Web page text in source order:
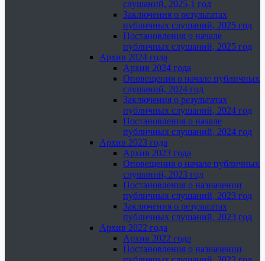
слушаний, 2025-1 год
Заключения о результатах
публичных слушаний, 2025 год
Постановления о начале
публичных слушаний, 2025 год
Архив 2024 года
Архив 2024 года
Оповещения о начале публичных
слушаний, 2024 год
Заключения о результатах
публичных слушаний, 2024 год
Постановления о начале
публичных слушаний, 2024 год
Архив 2023 года
Архив 2023 года
Оповещения о начале публичных
слушаний, 2023 год
Постановления о назначении
публичных слушаний, 2023 год
Заключения о результатах
публичных слушаний, 2023 год
Архив 2022 года
Архив 2022 года
Постановления о назначении